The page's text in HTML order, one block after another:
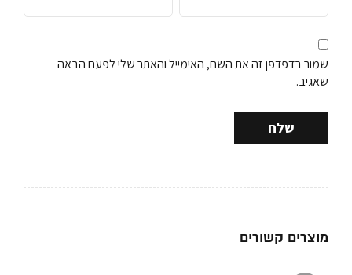
שמור בדפדפן זה את השם, האימייל והאתר שלי לפעם הבאה
שאגיב.
מוצרים קשורים